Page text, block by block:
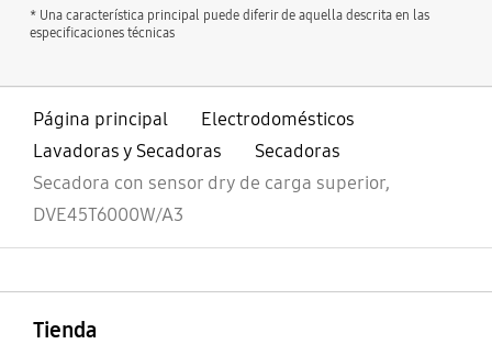
* Una característica principal puede diferir de aquella descrita en las
especificaciones técnicas
Página principal
Electrodomésticos
Lavadoras y Secadoras
Secadoras
Secadora con sensor dry de carga superior,
DVE45T6000W/A3
Tienda